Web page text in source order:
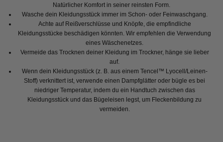
Natürlicher Komfort in seiner reinsten Form.
Wasche dein Kleidungsstück immer im Schon- oder Feinwaschgang.
Achte auf Reißverschlüsse und Knöpfe, die empfindliche
Kleidungsstücke beschädigen könnten. Wir empfehlen die Verwendung
eines Wäschenetzes.
Vermeide das Trocknen deiner Kleidung im Trockner, hänge sie lieber
auf.
Wenn dein Kleidungsstück (z. B. aus einem Tencel™ Lyocell/Leinen-
Stoff) verknittert ist, verwende einen Dampfglätter oder bügle es bei
niedriger Temperatur, indem du ein Handtuch zwischen das
Kleidungsstück und das Bügeleisen legst, um Fleckenbildung zu
vermeiden.